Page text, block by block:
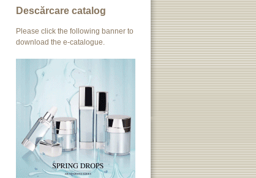
Descărcare catalog
Please click the following banner to
download the e-catalogue.